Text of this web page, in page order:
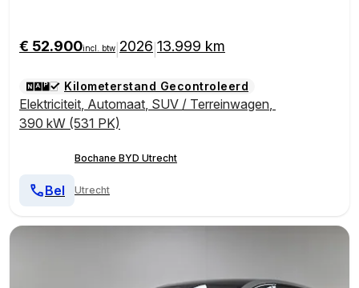
€ 52.900incl. btw 2026 13.999 km
Kilometerstand Gecontroleerd
Elektriciteit, Automaat, SUV / Terreinwagen,
390 kW (531 PK)
Bochane BYD Utrecht
Utrecht
Bel